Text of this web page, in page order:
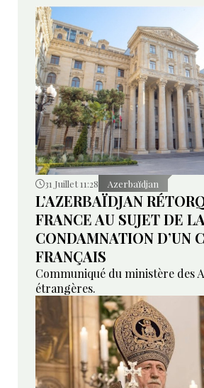
31 Juillet 11:28 Azerbaïdjan
L’AZERBAÏDJAN
FRANCE AU SUJET DE
CONDAMNATION D’UN
FRANÇAIS
Communiqué du ministère des
étrangères.